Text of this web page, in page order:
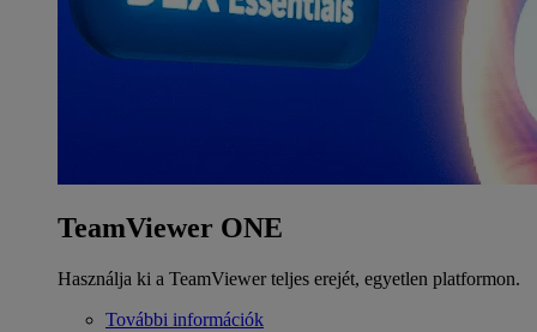
TeamViewer ONE
Használja ki a TeamViewer teljes erejét, egyetlen platformon.
További információk